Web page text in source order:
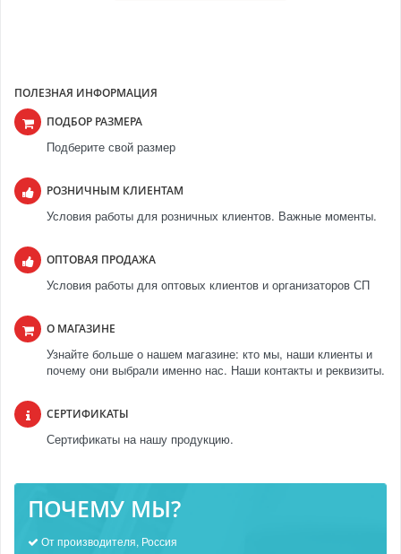
ПОЛЕЗНАЯ ИНФОРМАЦИЯ
ПОДБОР РАЗМЕРА
Подберите свой размер
РОЗНИЧНЫМ КЛИЕНТАМ
Условия работы для розничных клиентов. Важные моменты.
ОПТОВАЯ ПРОДАЖА
Условия работы для оптовых клиентов и организаторов СП
О МАГАЗИНЕ
Узнайте больше о нашем магазине: кто мы, наши клиенты и
почему они выбрали именно нас. Наши контакты и реквизиты.
СЕРТИФИКАТЫ
Сертификаты на нашу продукцию.
ПОЧЕМУ МЫ?
От производителя, Россия